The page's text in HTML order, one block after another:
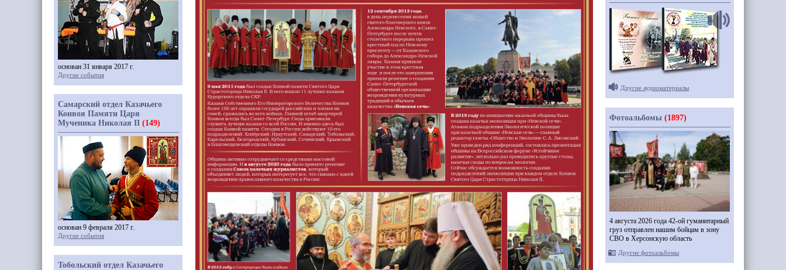
основан 31 января 2017 г.
Другие события
Самарский отдел Казачьего
Конвоя Памяти Царя
Мученика Николая II (149)
основан 9 февраля 2017 г.
Другие события
Тобольский отдел Казачьего
Другие аудиоматериалы
Фотоальбомы (1897)
4 августа 2026 года 42-ой гуманитарный
груз отправлен нашим бойцам в зону
СВО в Херсонскую область
Другие фотоальбомы